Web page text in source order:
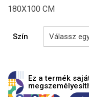
180X100 CM
Szín
Ez a termék